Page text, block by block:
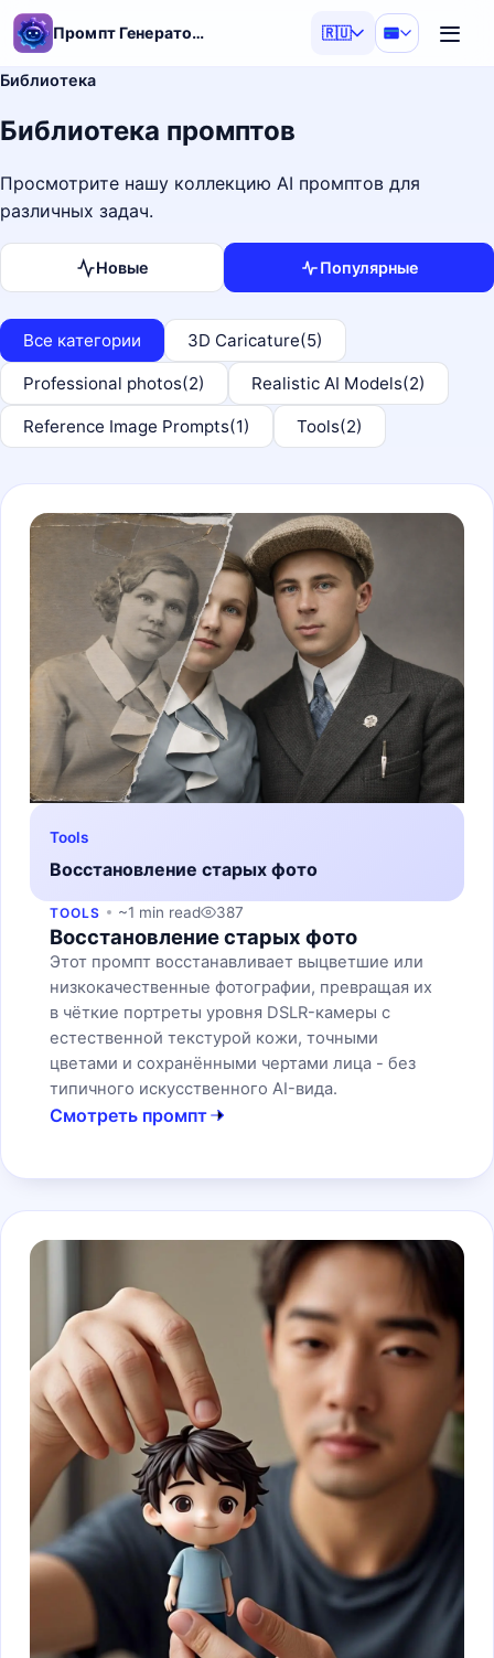
Промпт Генератор – Prompt Generator 🇷🇺
Библиотека
Библиотека промптов
Просмотрите нашу коллекцию AI промптов для
различных задач.
Новые Популярные
Все категории 3D Caricature(5)
Professional photos(2) Realistic AI Models(2)
Reference Image Prompts(1) Tools(2)
Tools
Восстановление старых фото
TOOLS ~1 min read 387
Восстановление старых фото
Этот промпт восстанавливает выцветшие или
низкокачественные фотографии, превращая их
в чёткие портреты уровня DSLR-камеры с
естественной текстурой кожи, точными
цветами и сохранёнными чертами лица - без
типичного искусственного AI-вида.
Смотреть промпт